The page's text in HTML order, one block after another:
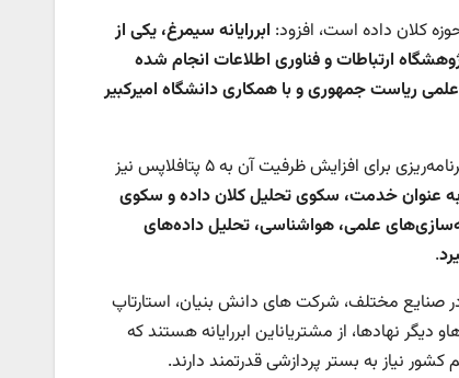
کلان داده است، افزود: ابررایانه سیمرغ، یکی از
ارتباطات و فناوری اطلاعات انجام شده
ریاست جمهوری و با همکاری دانشگاه امیرکبیر
وی افزود: ابررایانه سیمرغ با ظرفیت پردازشی نیم پتافلاپس شروع به کار کرده و البته برنامه‌ریزی برای افزایش ظرفیت آن به ۵ پتافلاپس نیز
به عنوان خدمت، سکوی تحلیل کلان داده و سکوی
علمی، هواشناسی، تحلیل داده‌های
.
صنایع مختلف، شرکت های دانش بنیان، استارتاپ
نهادها، از مشتریاناین ابررایانه هستند که
نیاز به بستر پردازشی قدرتمند دارند.